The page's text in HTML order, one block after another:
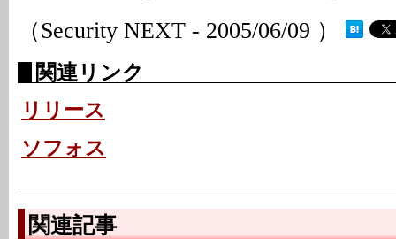
（Security NEXT - 2005/06/09 ）
関連リンク
リリース
ソフォス
関連記事